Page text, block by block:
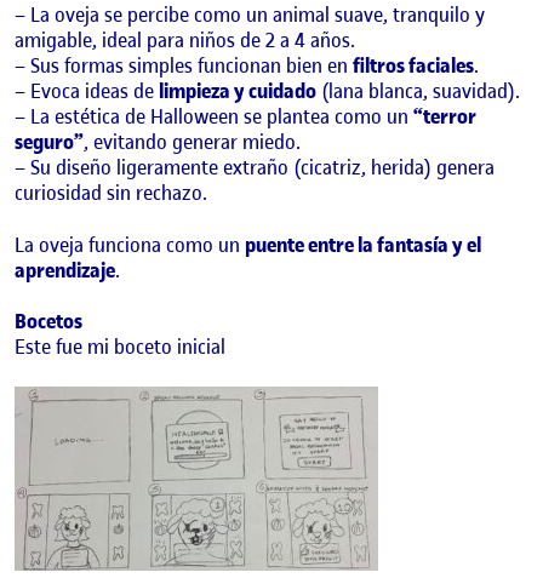
– La oveja se percibe como un animal suave, tranquilo y
amigable, ideal para niños de 2 a 4 años.
– Sus formas simples funcionan bien en filtros faciales.
– Evoca ideas de limpieza y cuidado (lana blanca, suavidad).
– La estética de Halloween se plantea como un “terror
seguro”, evitando generar miedo.
– Su diseño ligeramente extraño (cicatriz, herida) genera
curiosidad sin rechazo.
La oveja funciona como un puente entre la fantasía y el
aprendizaje.
Bocetos
Este fue mi boceto inicial